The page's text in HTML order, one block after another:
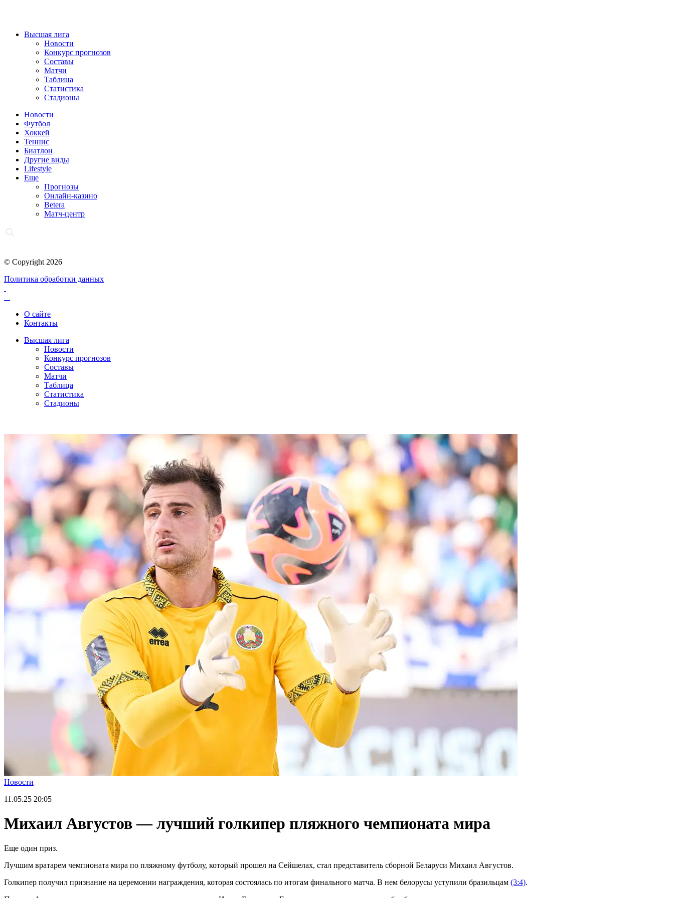
Высшая лига
Новости
Конкурс прогнозов
Составы
Матчи
Таблица
Статистика
Стадионы
Новости
Футбол
Хоккей
Теннис
Биатлон
Другие виды
Lifestyle
Еще
Прогнозы
Онлайн-казино
Betera
Матч-центр
© Copyright 2026
Политика обработки данных
О сайте
Контакты
Высшая лига
Новости
Конкурс прогнозов
Составы
Матчи
Таблица
Статистика
Стадионы
Новости
11.05.25 20:05
Михаил Августов — лучший голкипер пляжного чемпионата мира
Еще один приз.
Лучшим вратарем чемпионата мира по пляжному футболу, который прошел на Сейшелах, стал представитель сборной Беларуси Михаил Августов.
Голкипер получил признание на церемонии награждения, которая состоялась по итогам финального матча. В нем белорусы уступили бразильцам (3:4).